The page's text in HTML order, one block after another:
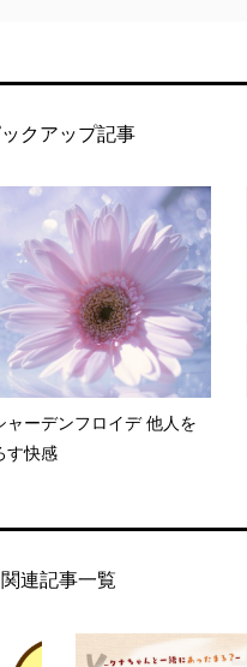
クアップ記事
ーデンフロイデ 他人を
す快感
関連記事一覧